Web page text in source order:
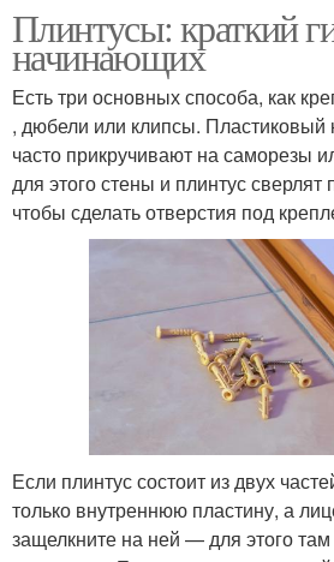
Плинтусы: краткий
начинающих
Есть три основных способа, как
, дюбели или клипсы. Пластиковый
часто прикручивают на саморезы
для этого стены и плинтус
чтобы сделать отверстия под
Если плинтус состоит из двух
только внутреннюю пластину, а
защелкните на ней — для этого